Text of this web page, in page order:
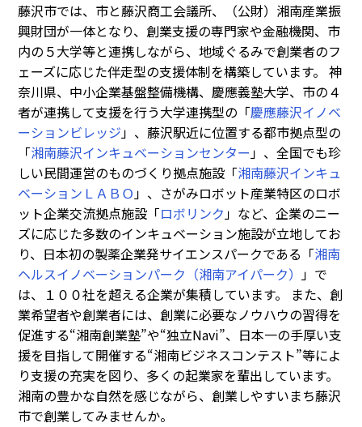
藤沢市では、市と藤沢商工会議所、（公財）湘南産業振
興財団が一体となり、創業支援の専門家や金融機関、市
内の５大学等と連携しながら、地域ぐるみで創業者のフ
ェーズに応じた伴走型の支援体制を構築しています。 神
奈川県、中小企業基盤整備機構、慶應義塾大学、市の４
者が連携して支援を行う大学連携型の「慶應藤沢イノベ
ーションビレッジ」、藤沢駅近に位置する都市拠点型の
「湘南藤沢インキュベーションセンター」、全国でも珍
しい民間運営のものづくり拠点施設「湘南藤沢インキュ
ベーションＬＡＢＯ」、さがみロボット産業特区のロボ
ット企業交流拠点施設「ロボリンク」など、企業のニー
ズに応じた多数のインキュベーション施設が立地してお
り、日本初の製薬企業発サイエンスパークである「湘南
ヘルスイノベーションパーク（湘南アイパーク）」で
は、１００社を超える企業が集積しています。 また、創
業希望者や創業者には、創業に必要なノウハウの習得を
促進する“湘南創業塾”や“独立Navi”、日本一の手厚い支
援を目指して開催する“湘南ビジネスコンテスト”等によ
り支援の充実を図り、多くの起業家を輩出しています。
湘南の豊かな自然を感じながら、創業しやすいまち藤沢
市で創業してみませんか。